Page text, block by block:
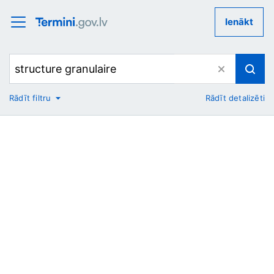
Ienākt
No
Rādīt filtru Rādīt detalizēti